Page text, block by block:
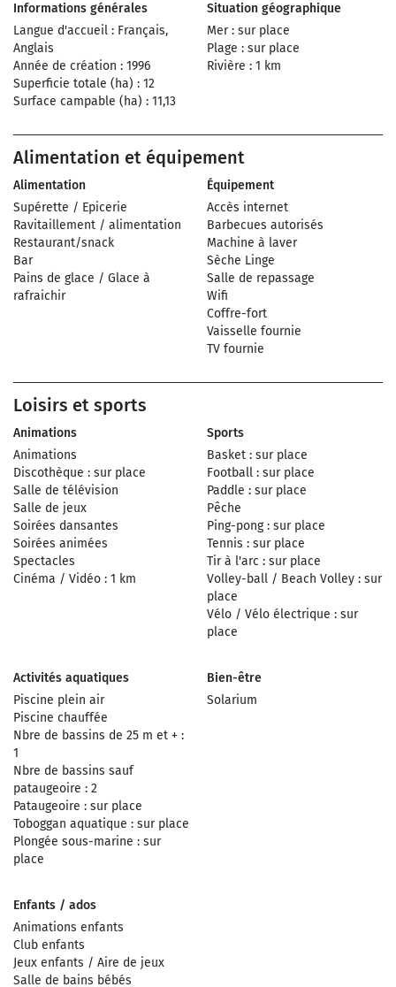
Informations générales
Langue d'accueil : Français,
Anglais
Année de création : 1996
Superficie totale (ha) : 12
Surface campable (ha) : 11,13
Situation géographique
Mer : sur place
Plage : sur place
Rivière : 1 km
Alimentation et équipement
Alimentation
Supérette / Epicerie
Ravitaillement / alimentation
Restaurant/snack
Bar
Pains de glace / Glace à
rafraichir
Équipement
Accès internet
Barbecues autorisés
Machine à laver
Sèche Linge
Salle de repassage
Wifi
Coffre-fort
Vaisselle fournie
TV fournie
Loisirs et sports
Animations
Animations
Discothèque : sur place
Salle de télévision
Salle de jeux
Soirées dansantes
Soirées animées
Spectacles
Cinéma / Vidéo : 1 km
Sports
Basket : sur place
Football : sur place
Paddle : sur place
Pêche
Ping-pong : sur place
Tennis : sur place
Tir à l'arc : sur place
Volley-ball / Beach Volley : sur
place
Vélo / Vélo électrique : sur
place
Activités aquatiques
Piscine plein air
Piscine chauffée
Nbre de bassins de 25 m et + :
1
Nbre de bassins sauf
pataugeoire : 2
Pataugeoire : sur place
Toboggan aquatique : sur place
Plongée sous-marine : sur
place
Bien-être
Solarium
Enfants / ados
Animations enfants
Club enfants
Jeux enfants / Aire de jeux
Salle de bains bébés